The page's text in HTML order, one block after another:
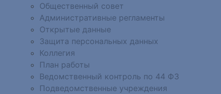
Общественный совет
Административные регламенты
Открытые данные
Защита персональных данных
Коллегия
План работы
Ведомственный контроль по 44 ФЗ
Подведомственные учреждения